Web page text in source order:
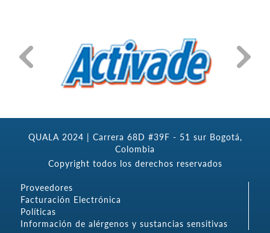
QUALA 2024 | Carrera 68D #39F - 51 sur Bogotá,
Colombia
Copyright todos los derechos reservados
Proveedores
Facturación Electrónica
Políticas
Información de alérgenos y sustancias sensitivas